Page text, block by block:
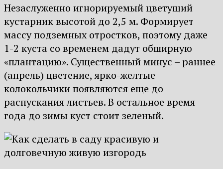
Незаслуженно игнорируемый цветущий
кустарник высотой до 2,5 м. Формирует
массу подземных отростков, поэтому даже
1-2 куста со временем дадут обширную
«плантацию». Существенный минус – раннее
(апрель) цветение, ярко-желтые
колокольчики появляются еще до
распускания листьев. В остальное время
года до зимы куст стоит зеленый.